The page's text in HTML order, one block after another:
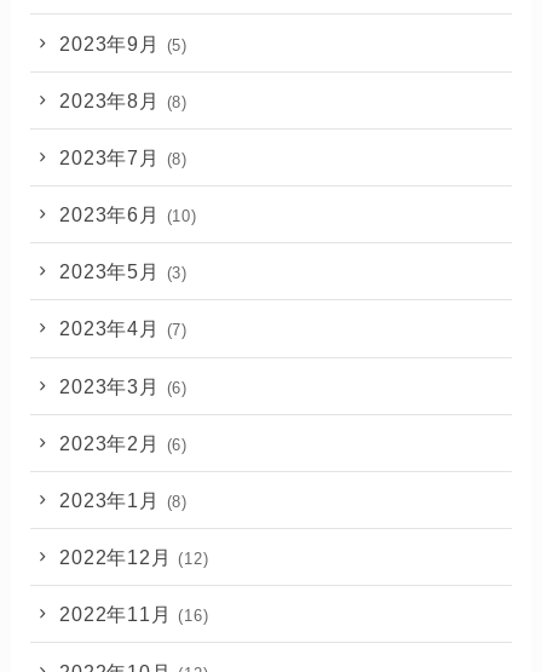
2023年9月 (5)
2023年8月 (8)
2023年7月 (8)
2023年6月 (10)
2023年5月 (3)
2023年4月 (7)
2023年3月 (6)
2023年2月 (6)
2023年1月 (8)
2022年12月 (12)
2022年11月 (16)